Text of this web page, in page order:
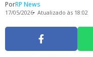
PorRP News
17/05/2026 Atualizado às 18:02